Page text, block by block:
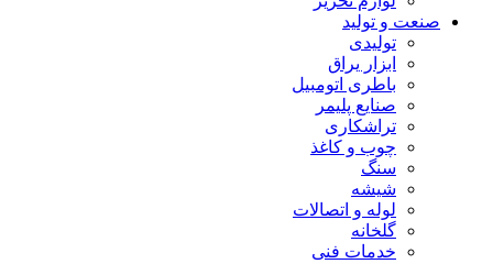
صنعت و تولید
تولیدی
ابزار یراق
باطری اتومبیل
صنایع پلیمر
تراشکاری
چوب و کاغذ
سنگ
شیشه
لوله و اتصالات
گلخانه
خدمات فنی